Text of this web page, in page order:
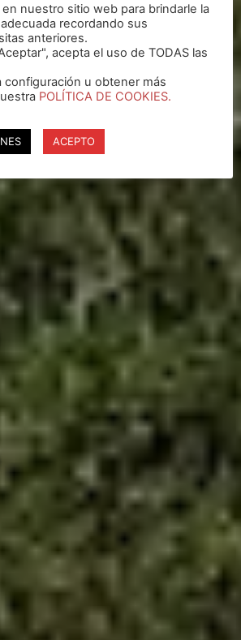
nuestro sitio web para brindarle la
recordando sus
anteriores.
acepta el uso de TODAS las
configuración u obtener más
POLÍTICA DE COOKIES.
ACEPTO